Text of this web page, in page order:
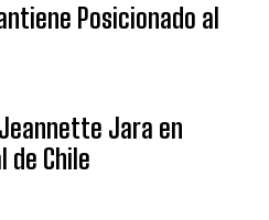
Posicionado al
Jara en
de Chile